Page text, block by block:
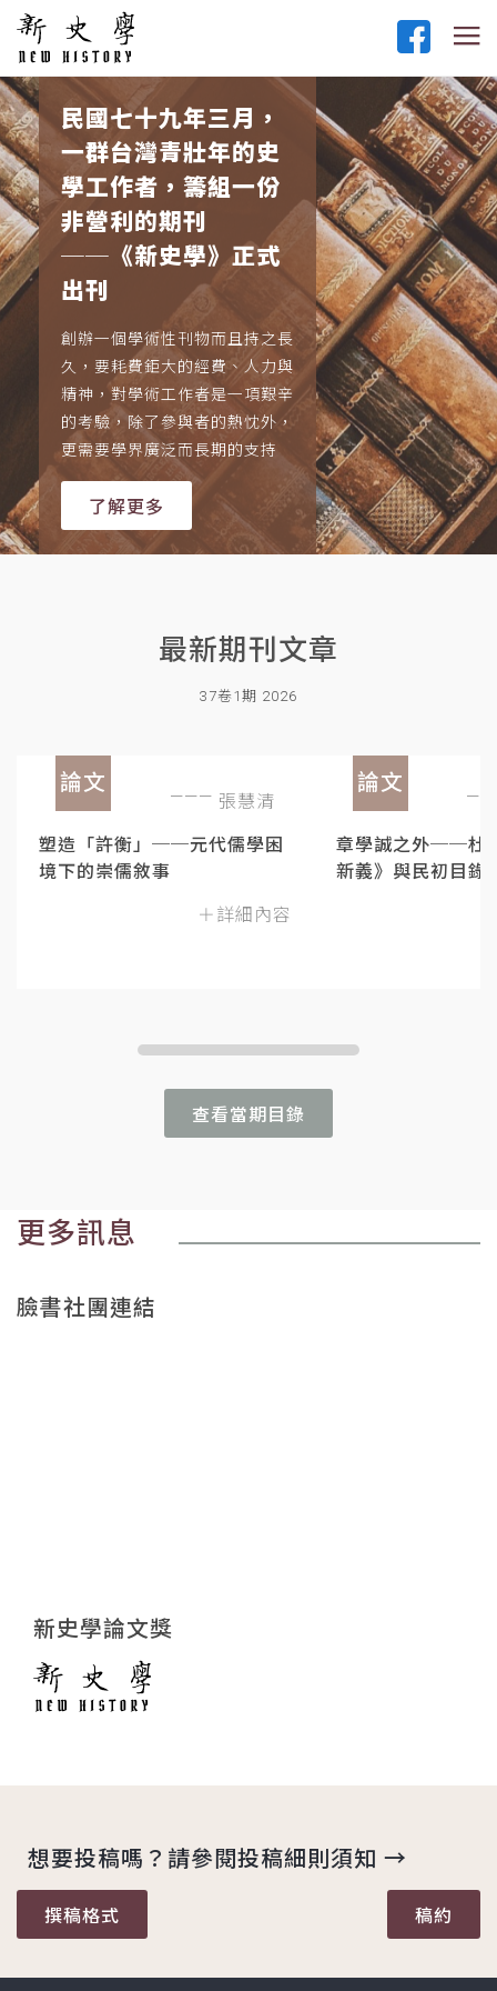
民國七十九年三月，
一群台灣青壯年的史
學工作者，籌組一份
非營利的期刊
──《新史學》正式
出刊
創辦一個學術性刊物而且持之長
久，要耗費鉅大的經費、人力與
精神，對學術工作者是一項艱辛
的考驗，除了參與者的熱忱外，
更需要學界廣泛而長期的支持
了解更多
最新期刊文章
37卷1期 2026
論文
張慧清
塑造「許衡」──元代儒學困
境下的崇儒敘事
＋詳細內容
論文
章學誠之外──杜
新義》與民初目錄
查看當期目錄
更多訊息
臉書社團連結
新史學論文獎
想要投稿嗎？請參閱投稿細則須知 →
撰稿格式 稿約